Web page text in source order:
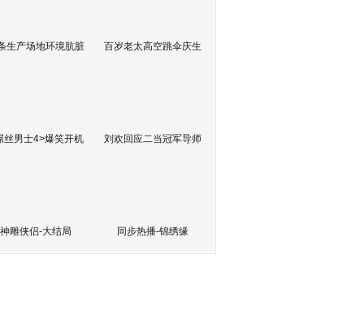
生产场地环境肮脏 百岁老太高空跳伞庆生
丝男士4>爆笑开机 刘欢回应二当冠军导师
神雕侠侣-大结局 同步热播-锦绣缘